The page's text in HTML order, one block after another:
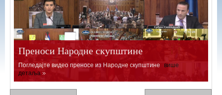
Преноси Народне скупштине
Погледајте видео преносе из Народне скупштине
више
детаља